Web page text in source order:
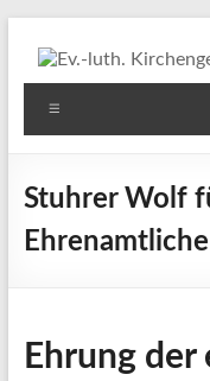
Inhalt
Ev.-
luth.
Stuhr
Stuhrer Wolf
Ehrenamtliche
Ehrung